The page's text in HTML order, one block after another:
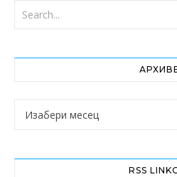
Архиве
RSS